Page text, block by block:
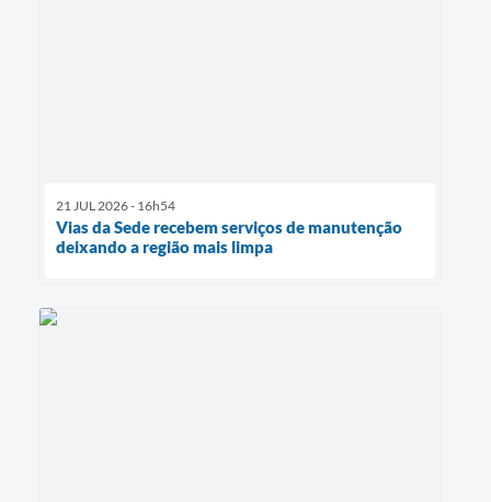
21 JUL 2026 - 16h54
Vias da Sede recebem serviços de manutenção
deixando a região mais limpa